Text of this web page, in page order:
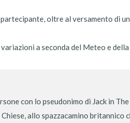
oltre al versamento di
a seconda del Meteo e
con lo pseudonimo di Jack in
allo spazzacamino britannico